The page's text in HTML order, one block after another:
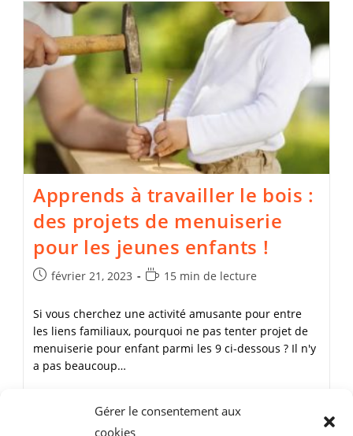
Gérer le consentement aux
cookies
Comme
Un
Pro
:
Les
Astuces
Pour
Utiliser
Une
Scie
Sauteuse
Apprends à travailler le bois :
des projets de menuiserie
pour les jeunes enfants !
Publication
février 21, 2023
Temps
lecture :
15 min de lecture
Si vous cherchez une activité amusante pour entre
les liens familiaux, pourquoi ne pas tenter projet de
menuiserie pour enfant parmi les 9 ci-dessous ? Il n'y
a pas beaucoup…
À